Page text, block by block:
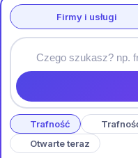
Firmy i usługi
Trafność
Otwarte teraz